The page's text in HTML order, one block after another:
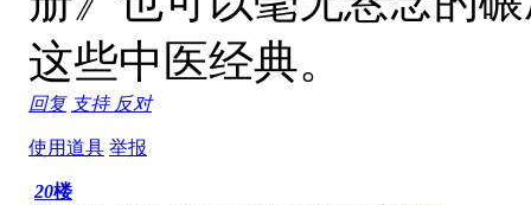
这些中医经典。
回复 支持 反对
使用道具 举报
20楼